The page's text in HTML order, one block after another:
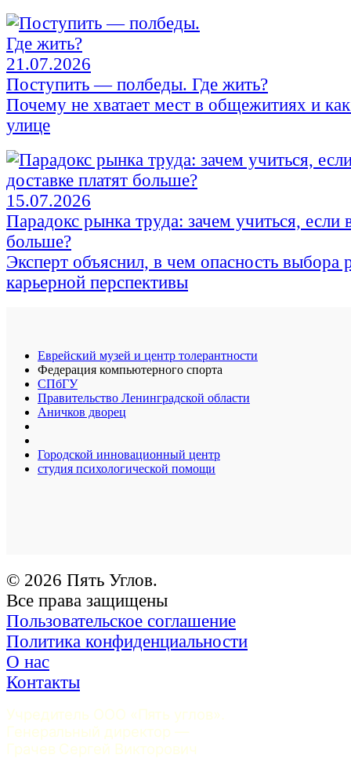
21.07.2026
Поступить — полбеды. Где жить?
Почему не хватает мест в общежитиях и как
улице
15.07.2026
Парадокс рынка труда: зачем учиться, если
больше?
Эксперт объяснил, в чем опасность выбора
карьерной перспективы
Еврейский музей и центр толерантности
Федерация компьютерного спорта
СПбГУ
Правительство Ленинградской области
Аничков дворец
Городской инновационный центр
студия психологической помощи
© 2026 Пять Углов.
Все права защищены
Пользовательское соглашение
Политика конфиденциальности
О нас
Контакты
Учредитель ООО «Пять углов».
Генеральный директор —
Грачев Сергей Викторович